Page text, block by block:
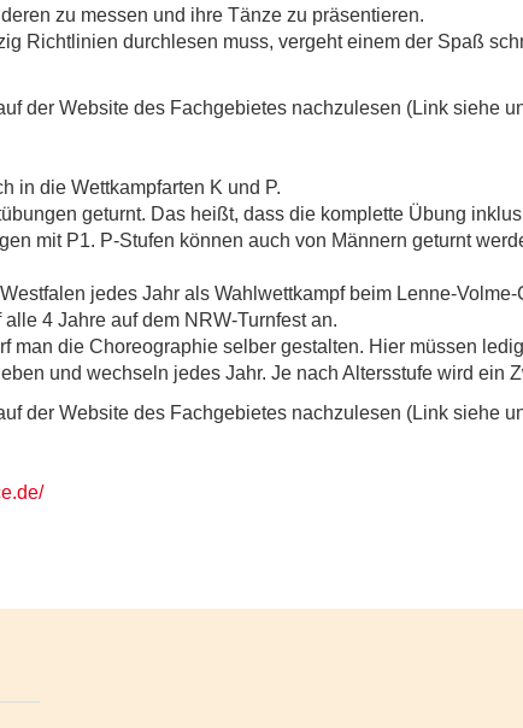
zu messen und ihre Tänze zu präsentieren.
Richtlinien durchlesen muss, vergeht einem der Spaß
der Website des Fachgebietes nachzulesen (Link siehe
in die Wettkampfarten K und P.
geturnt. Das heißt, dass die komplette Übung
mit P1. P-Stufen können auch von Männern geturnt
jedes Jahr als Wahlwettkampf beim Lenne-
4 Jahre auf dem NRW-Turnfest an.
man die Choreographie selber gestalten. Hier müssen
und wechseln jedes Jahr. Je nach Altersstufe wird ein
der Website des Fachgebietes nachzulesen (Link siehe